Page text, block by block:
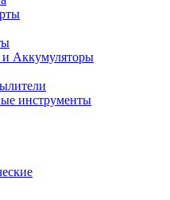
и Аккумуляторы
инструменты